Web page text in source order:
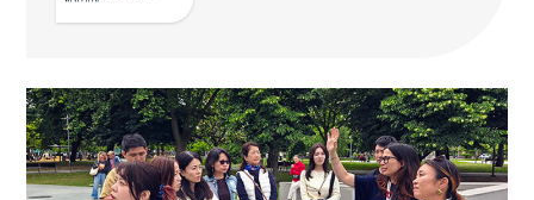
El Embajador de Japón entrega un
nuevo diploma por la promoción de
la gastronomía japonesa